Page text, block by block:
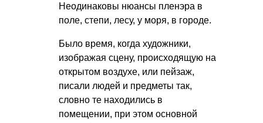
Неодинаковы нюансы пленэра в
поле, степи, лесу, у моря, в городе.
Было время, когда художники,
изображая сцену, происходящую на
открытом воздухе, или пейзаж,
писали людей и предметы так,
словно те находились в
помещении, при этом основной